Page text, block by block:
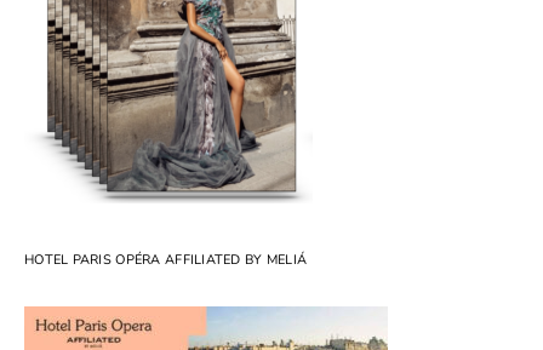
HOTEL PARIS OPÉRA AFFILIATED BY MELIÁ